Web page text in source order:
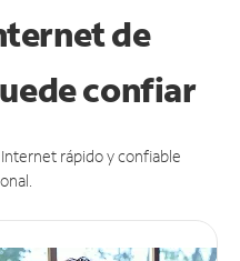
de
confiar
rápido y confiable